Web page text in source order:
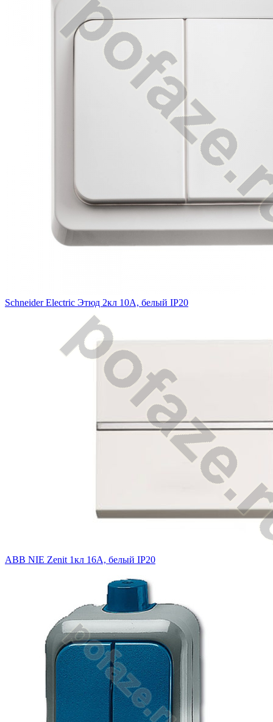
Schneider Electric Этюд 2кл 10А, белый IP20
ABB NIE Zenit 1кл 16А, белый IP20